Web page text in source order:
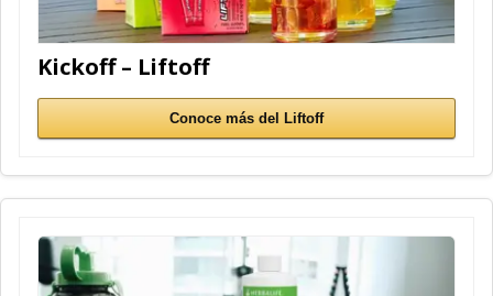
Kickoff – Liftoff
Conoce más del Liftoff